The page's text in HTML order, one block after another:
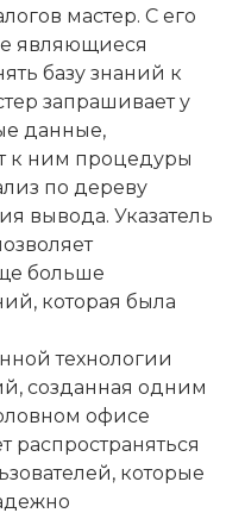
мастер. С его
являющиеся
базу знаний к
запрашивает у
данные,
к ним процедуры
по дереву
вывода. Указатель
больше
которая была
технологии
созданная одним
офисе
которые